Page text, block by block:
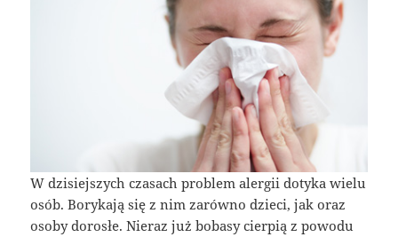
W dzisiejszych czasach problem alergii dotyka wielu
osób. Borykają się z nim zarówno dzieci, jak oraz
osoby dorosłe. Nieraz już bobasy cierpią z powodu